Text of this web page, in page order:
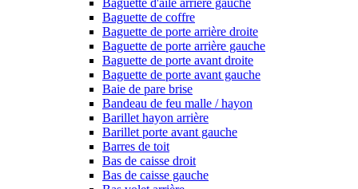
Baguette d'aile arrière gauche
Baguette de coffre
Baguette de porte arrière droite
Baguette de porte arrière gauche
Baguette de porte avant droite
Baguette de porte avant gauche
Baie de pare brise
Bandeau de feu malle / hayon
Barillet hayon arrière
Barillet porte avant gauche
Barres de toit
Bas de caisse droit
Bas de caisse gauche